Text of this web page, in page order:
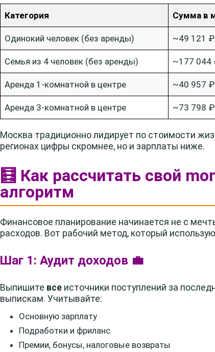
Категория Сумма в
Одинокий человек (без аренды) ~49 121 ₽
Семья из 4 человек (без аренды) ~177 044
Аренда 1-комнатной в центре ~40 957 ₽
Аренда 3-комнатной в центре ~73 798 ₽
Москва традиционно лидирует по стоимости
регионах цифры скромнее, но и зарплаты ниже.
🧮 Как рассчитать свой
алгоритм
Финансовое планирование начинается не с
расходов. Вот рабочий метод, который
Шаг 1: Аудит доходов 💼
Выпишите все источники поступлений за
выпискам. Учитывайте:
Основную зарплату
Подработки и фриланс
Премии, бонусы, налоговые возвраты